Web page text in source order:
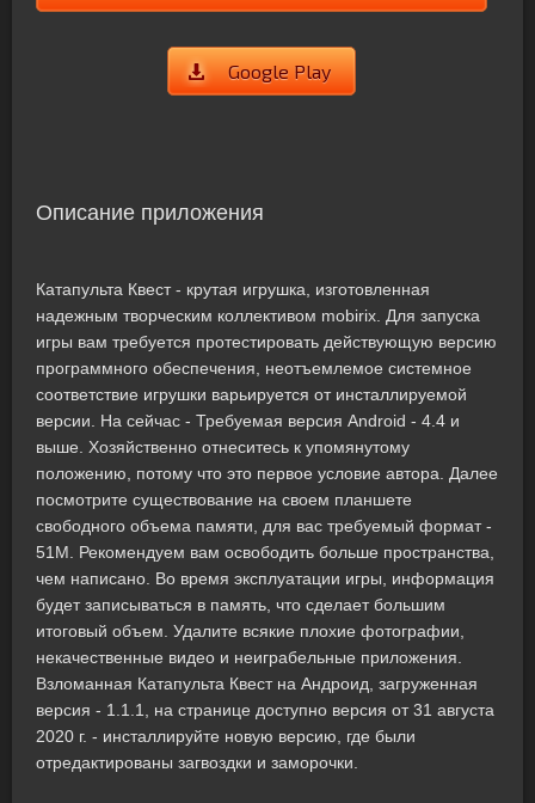
Google Play
Описание приложения
Катапульта Квест - крутая игрушка, изготовленная
надежным творческим коллективом mobirix. Для запуска
игры вам требуется протестировать действующую версию
программного обеспечения, неотъемлемое системное
соответствие игрушки варьируется от инсталлируемой
версии. На сейчас - Требуемая версия Android - 4.4 и
выше. Хозяйственно отнеситесь к упомянутому
положению, потому что это первое условие автора. Далее
посмотрите существование на своем планшете
свободного объема памяти, для вас требуемый формат -
51M. Рекомендуем вам освободить больше пространства,
чем написано. Во время эксплуатации игры, информация
будет записываться в память, что сделает большим
итоговый объем. Удалите всякие плохие фотографии,
некачественные видео и неиграбельные приложения.
Взломанная Катапульта Квест на Андроид, загруженная
версия - 1.1.1, на странице доступно версия от 31 августа
2020 г. - инсталлируйте новую версию, где были
отредактированы загвоздки и заморочки.